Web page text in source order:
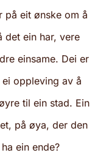
på eit ønske om å
det ein har, vere
einsame. Dei er
oppleving av å
til ein stad. Ein
på øya, der den
ein ende?